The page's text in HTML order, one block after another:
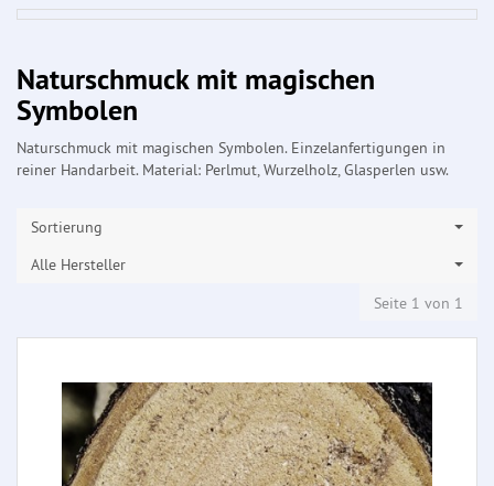
Naturschmuck mit magischen
Symbolen
Naturschmuck mit magischen Symbolen. Einzelanfertigungen in
reiner Handarbeit. Material: Perlmut, Wurzelholz, Glasperlen usw.
Sortierung
Alle Hersteller
Seite 1 von 1